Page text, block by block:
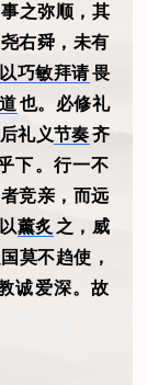
之弥顺，其
右舜，未有
巧敏拜请畏
道也。必修礼
礼义节奏齐
下。行一不
竞亲，而远
薰炙 之，威
莫不趋使，
诚爱深。故